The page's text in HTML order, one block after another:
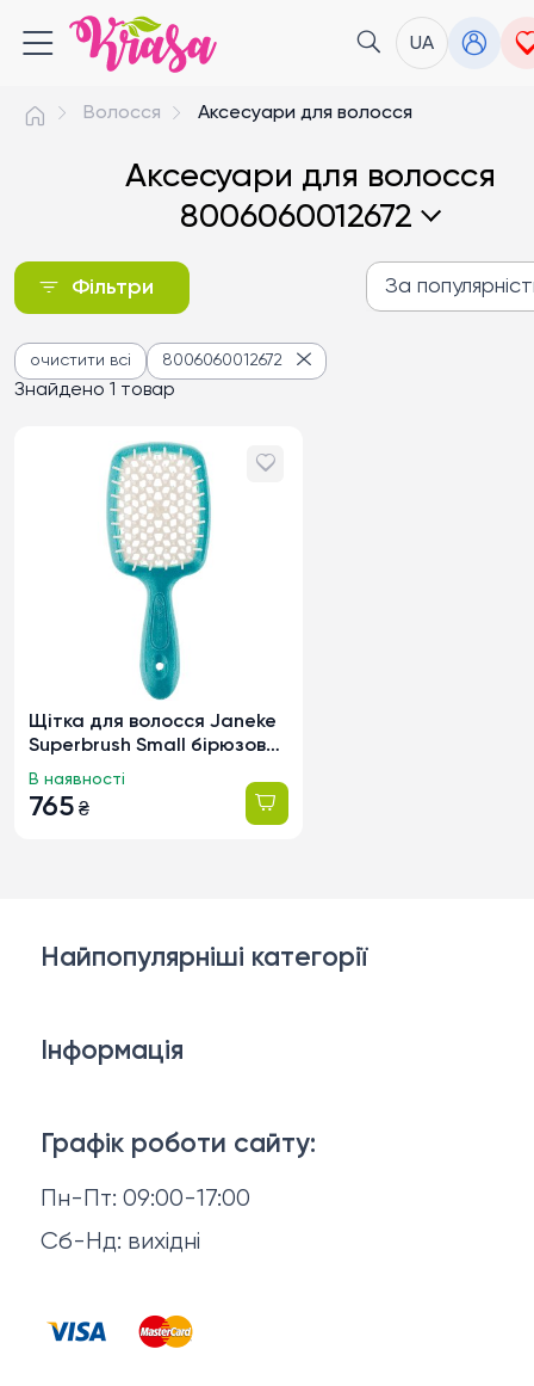
UA
Волосся Аксесуари для волосся
Аксесуари для волосся
8006060012672
Фільтри За
За популярністю
Від дешевих до
Знайдено 1 товар
очистити всі 8006060012672
Щітка для волосся Janeke
Superbrush Small бірюзова
з білим (82SP234TSE)
765 ₴
В наявності
Графік роботи сайту:
Пн-Пт: 09:00-17:00
Сб-Нд: вихідні
Найпопулярніші категорії
Макіяж
Волосся
Чоловіча косметика
Косметика для манікюру та педикюру
Інформація
Відгуки
Договір оферти